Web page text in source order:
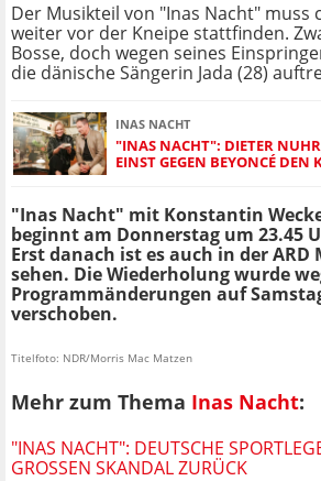
Der Musikteil von "Inas Nacht" muss
weiter vor der Kneipe stattfinden.
Bosse, doch wegen seines
die dänische Sängerin Jada (28)
INAS NACHT
"INAS NACHT": DIETER
EINST GEGEN BEYONCÉ DEN
"Inas Nacht" mit Konstantin
beginnt am Donnerstag um 23.45
Erst danach ist es auch in der ARD
sehen. Die Wiederholung wurde
Programmänderungen auf
verschoben.
Titelfoto: NDR/Morris Mac Matzen
Mehr zum Thema Inas Nacht:
"INAS NACHT": DEUTSCHE
GROSSEN SKANDAL ZURÜCK